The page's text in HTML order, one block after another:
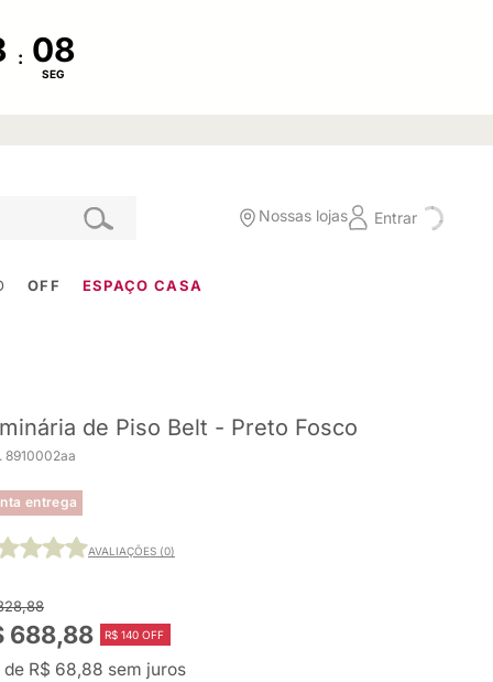
:
SEG
Nossas lojas Entrar
OFF ESPAÇO CASA
de Piso Belt - Preto Fosco
8910002aa
entrega
AVALIAÇÕES (0)
688,88 R$ 140 OFF
de R$ 68,88 sem juros